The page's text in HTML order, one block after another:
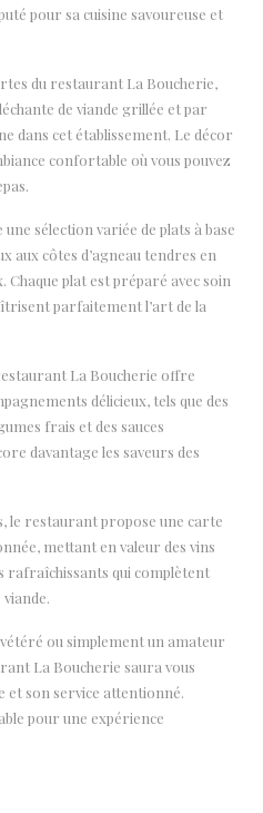
pour sa cuisine savoureuse et
du restaurant La Boucherie,
de viande grillée et par
dans cet établissement. Le décor
confortable où vous pouvez
sélection variée de plats à base
aux côtes d’agneau tendres en
Chaque plat est préparé avec soin
parfaitement l’art de la
La Boucherie offre
délicieux, tels que des
frais et des sauces
davantage les saveurs des
le restaurant propose une carte
mettant en valeur des vins
rafraîchissants qui complètent
ou simplement un amateur
La Boucherie saura vous
et son service attentionné.
pour une expérience